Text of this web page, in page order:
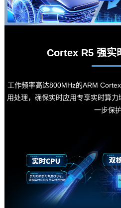
Cortex R5 强实
工作频率高达800MHz的ARM
用处理，确保实时应用专享实时算
一步保护